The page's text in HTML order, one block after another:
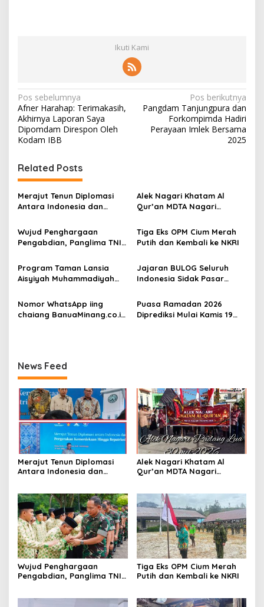
Ikuti Kami
N
a
v
i
g
a
s
i
p
o
s
Pos sebelumnya
Afner Harahap: Terimakasih,
Akhirnya Laporan Saya
Dipomdam Direspon Oleh
Kodam IBB
Pos berikutnya
Pangdam Tanjungpura dan
Forkompimda Hadiri
Perayaan Imlek Bersama
2025
Related Posts
Merajut Tenun Diplomasi
Antara Indonesia dan
Alek Nagari Khatam Al
Qur’an MDTA Nagari
Wujud Penghargaan
Pengabdian, Panglima TNI
Ratusan Prajurit dan ASN
TNI
Tiga Eks OPM Cium Merah
Putih dan Kembali ke NKRI
Program Taman Lansia
Aisyiyah Muhammadiyah
Pesantren Lansia
Jajaran BULOG Seluruh
Indonesia Sidak Pasar
Harga Beras dan Minyakita
Stabil Selama Ramadhan
dan Lebaran 2026
Nomor WhatsApp iing
chaiang BanuaMinang.co.id
Puasa Ramadan 2026
Diprediksi Mulai Kamis 19
News Feed
Merajut Tenun Diplomasi
Antara Indonesia dan
Alek Nagari Khatam Al
Qur’an MDTA Nagari
Wujud Penghargaan
Pengabdian, Panglima TNI
Tiga Eks OPM Cium Merah
Putih dan Kembali ke NKRI